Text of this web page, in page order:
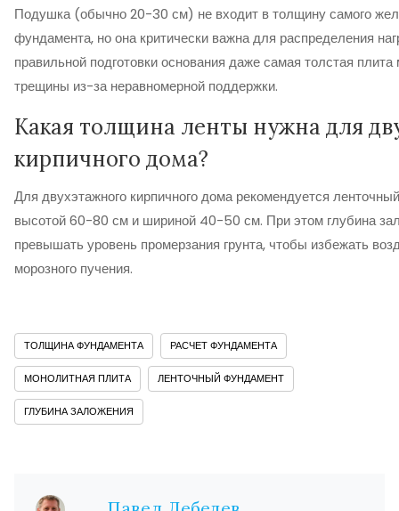
Подушка (обычно 20-30 см) не входит в толщину самого
фундамента, но она критически важна для распределения
правильной подготовки основания даже самая толстая
трещины из-за неравномерной поддержки.
Какая толщина ленты нужна для
кирпичного дома?
Для двухэтажного кирпичного дома рекомендуется
высотой 60-80 см и шириной 40-50 см. При этом глубина
превышать уровень промерзания грунта, чтобы избежать
морозного пучения.
ТОЛЩИНА ФУНДАМЕНТА РАСЧЕТ ФУНДАМЕНТА
МОНОЛИТНАЯ ПЛИТА ЛЕНТОЧНЫЙ ФУНДАМЕНТ
ГЛУБИНА ЗАЛОЖЕНИЯ